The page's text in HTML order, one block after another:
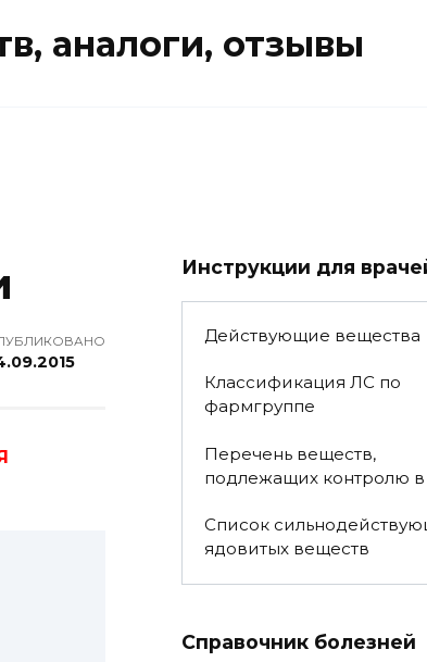
аналоги, отзывы
Инструкции для
Действующие вещества
Классификация ЛС по
фармгруппе
Перечень веществ,
подлежащих контролю
Список
ядовитых веществ
Справочник болезней